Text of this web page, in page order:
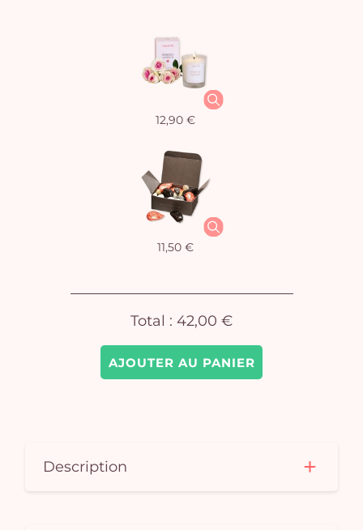
AJOUTER AU PANIER
12,90 €
11,50 €
Total : 42,00 €
Description